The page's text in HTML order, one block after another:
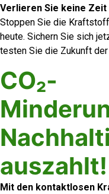
Verlieren Sie keine Zeit
Stoppen Sie die
heute. Sichern Sie sich
testen Sie die Zukunft
CO₂-
auszahlt!
Mit den kontaktlosen